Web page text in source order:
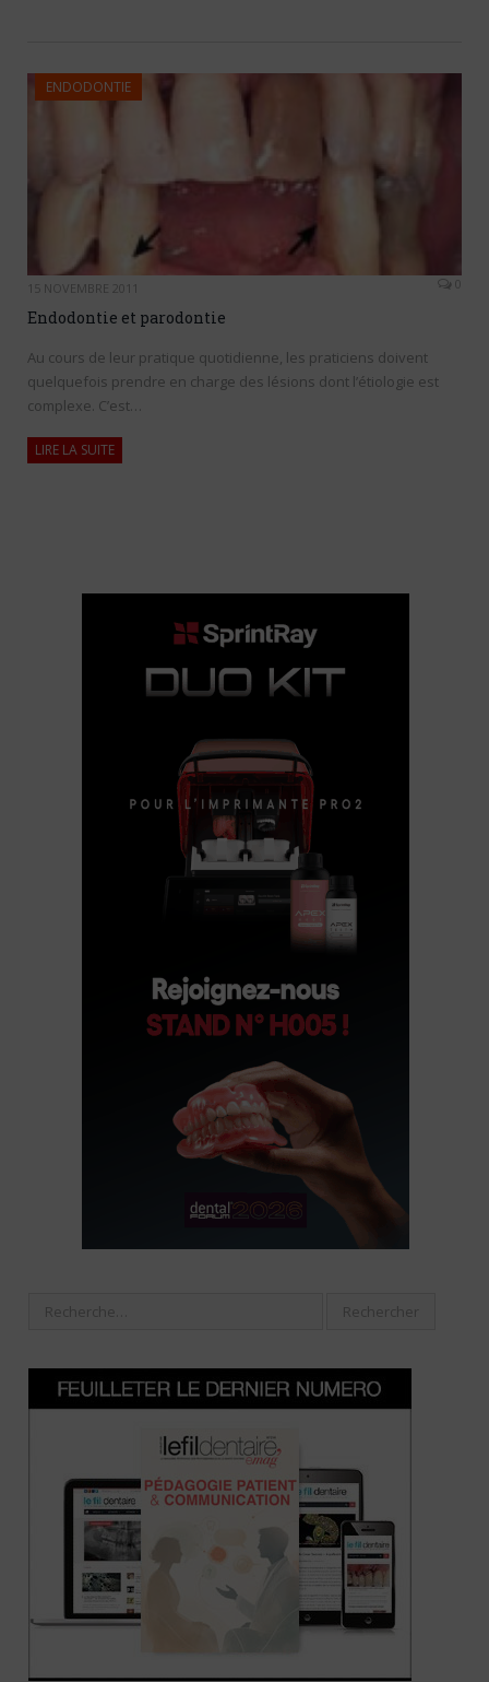
ENDODONTIE
15 NOVEMBRE 2011 0
Endodontie et parodontie
Au cours de leur pratique quotidienne, les praticiens doivent
quelquefois prendre en charge des lésions dont l’étiologie est
complexe. C’est…
LIRE LA SUITE